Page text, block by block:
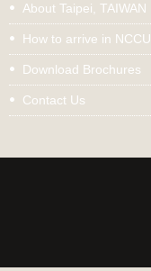
About Taipei, TAIWAN
How to arrive in NCCU
Download Brochures
Contact Us